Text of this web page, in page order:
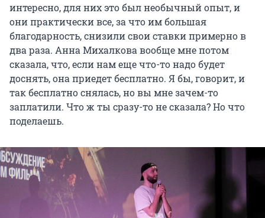
интересно, для них это был необычный опыт, и
они практически все, за что им большая
благодарность, снизили свои ставки примерно в
два раза. Анна Михалкова вообще мне потом
сказала, что, если нам еще что-то надо будет
доснять, она приедет бесплатно. Я бы, говорит, и
так бесплатно снялась, но вы мне зачем-то
заплатили. Что ж ты сразу-то не сказала? Но что
поделаешь.